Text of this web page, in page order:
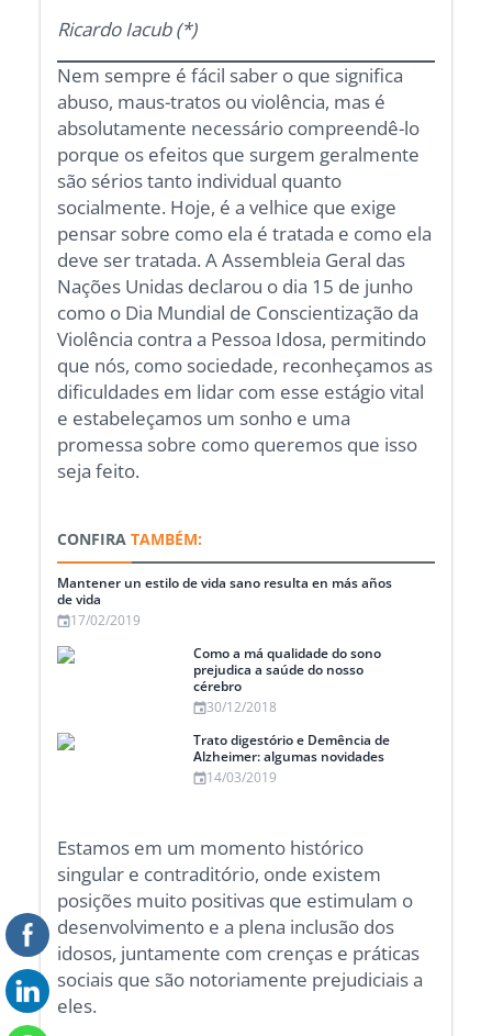
Ricardo Iacub (*)
Nem sempre é fácil saber o que significa
abuso, maus-tratos ou violência, mas é
absolutamente necessário compreendê-lo
porque os efeitos que surgem geralmente
são sérios tanto individual quanto
socialmente. Hoje, é a velhice que exige
pensar sobre como ela é tratada e como ela
deve ser tratada. A Assembleia Geral das
Nações Unidas declarou o dia 15 de junho
como o Dia Mundial de Conscientização da
Violência contra a Pessoa Idosa, permitindo
que nós, como sociedade, reconheçamos as
dificuldades em lidar com esse estágio vital
e estabeleçamos um sonho e uma
promessa sobre como queremos que isso
seja feito.
CONFIRA TAMBÉM:
Mantener un estilo de vida sano resulta en más años
de vida
17/02/2019
Como a má qualidade do sono
prejudica a saúde do nosso
cérebro
30/12/2018
Trato digestório e Demência de
Alzheimer: algumas novidades
14/03/2019
Estamos em um momento histórico
singular e contraditório, onde existem
posições muito positivas que estimulam o
desenvolvimento e a plena inclusão dos
idosos, juntamente com crenças e práticas
sociais que são notoriamente prejudiciais a
eles.